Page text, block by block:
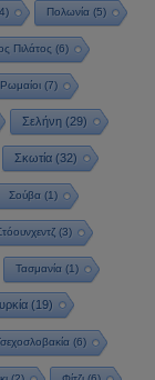
Πολωνία (5)
Πιλάτος (6)
Ρωμαίοι (7)
Σελήνη (29)
Σκωτία(32)
Σούβα(1)
(3)
Τασμανία(1)
(19)
(6)